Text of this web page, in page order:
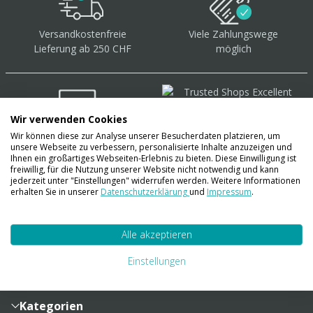
Versandkostenfreie
Lieferung ab 250 CHF
Viele Zahlungswege
möglich
Über 40.000 Artikel auf
Lager
Sendungsverfolgung
Zahlung und Versand
Lieferinformationen
Kategorien
Wir verwenden Cookies
Wir können diese zur Analyse unserer Besucherdaten platzieren, um
unsere Webseite zu verbessern, personalisierte Inhalte anzuzeigen und
Ihnen ein großartiges Webseiten-Erlebnis zu bieten. Diese Einwilligung ist
freiwillig, für die Nutzung unserer Website nicht notwendig und kann
jederzeit unter "Einstellungen" widerrufen werden. Weitere Informationen
erhalten Sie in unserer Datenschutzerklärungund Impressum.
Alle akzeptieren
Einstellungen